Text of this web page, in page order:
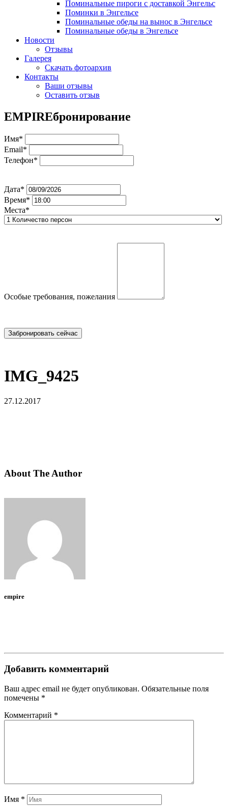
Поминальные пироги с доставкой Энгельс
Поминки в Энгельсе
Поминальные обеды на вынос в Энгельсе
Поминальные обеды в Энгельсе
Новости
Отзывы
Галерея
Скачать фотоархив
Контакты
Ваши отзывы
Оставить отзыв
EMPIREбронирование
Имя*
Email*
Телефон*
Дата*
Время*
Места*
Особые требования, пожелания
IMG_9425
27.12.2017
About The Author
empire
Добавить комментарий
Ваш адрес email не будет опубликован. Обязательные поля
помечены *
Комментарий *
Имя *